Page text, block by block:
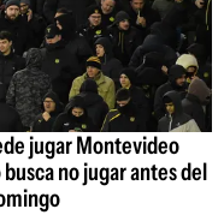
jugar Montevideo
no jugar antes del